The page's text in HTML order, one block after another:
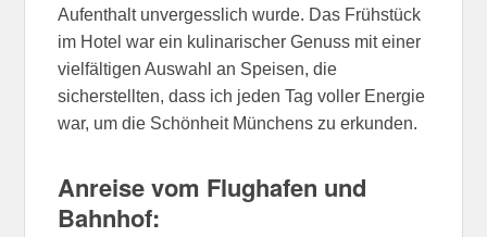
Aufenthalt unvergesslich wurde. Das Frühstück
im Hotel war ein kulinarischer Genuss mit einer
vielfältigen Auswahl an Speisen, die
sicherstellten, dass ich jeden Tag voller Energie
war, um die Schönheit Münchens zu erkunden.
Anreise vom Flughafen und
Bahnhof: